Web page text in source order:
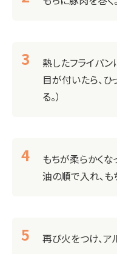
熱したフライパン
目が付いたら、ひ
る。）
もちが柔らかくな
油の順で入れ、も
再び火をつけ、